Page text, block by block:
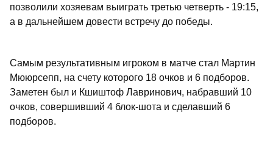
позволили хозяевам выиграть третью четверть - 19:15,
а в дальнейшем довести встречу до победы.
Самым результативным игроком в матче стал Мартин
Мююрсепп, на счету которого 18 очков и 6 подборов.
Заметен был и Кшиштоф Лавринович, набравший 10
очков, совершивший 4 блок-шота и сделавший 6
подборов.